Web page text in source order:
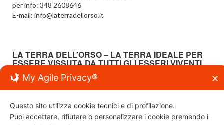
per info: 348 2608646
E-mail: info@laterradellorso.it
LA TERRA DELL’ORSO – LA TERRA IDEALE PER
ESSERE VISSUTA DA TUTTI GLI ESSERI VIVENTI
Scoprire Creare Imparare Giocando…
My Agile Privacy® ✕
Questo sito utilizza cookie tecnici e di profilazione.
Puoi accettare, rifiutare o personalizzare i cookie premendo i